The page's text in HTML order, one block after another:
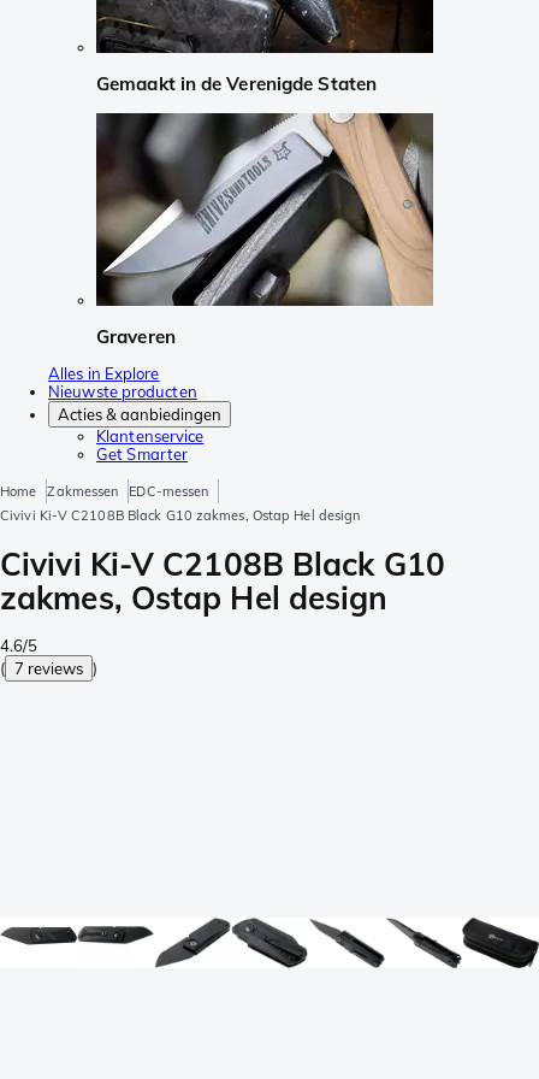
Gemaakt in de Verenigde Staten
Graveren
Alles in Explore
Nieuwste producten
Acties & aanbiedingen
Klantenservice
Get Smarter
Home Zakmessen
EDC-messen
Civivi Ki-V C2108B Black G10 zakmes, Ostap Hel design
Civivi Ki-V C2108B Black G10
zakmes, Ostap Hel design
4.6/5
( 7 reviews )